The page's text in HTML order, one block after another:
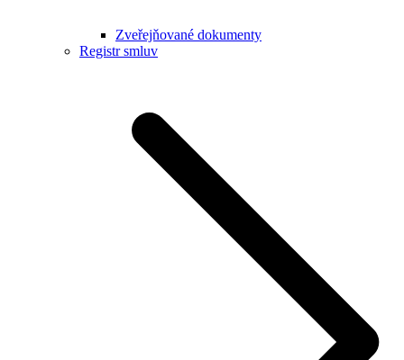
Zveřejňované dokumenty
Registr smluv